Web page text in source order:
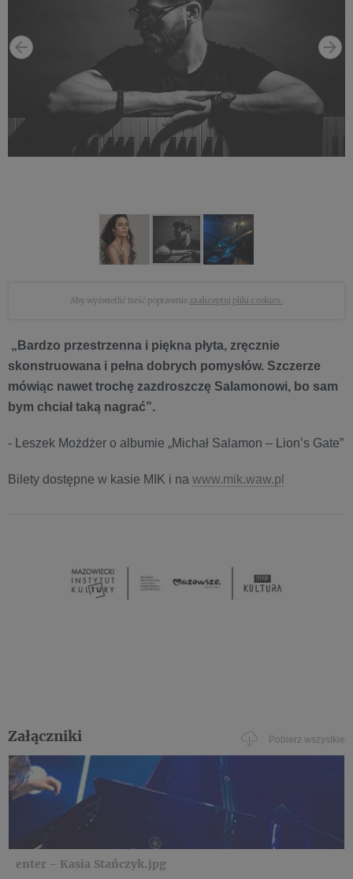
Aby wyświetlić treść poprawnie zaakceptuj pliki cookies.
„Bardzo przestrzenna i piękna płyta, zręcznie
skonstruowana i pełna dobrych pomysłów. Szczerze
mówiąc nawet trochę zazdroszczę Salamonowi, bo sam
bym chciał taką nagrać”.
- Leszek Możdżer o albumie „Michał Salamon – Lion’s Gate”
Bilety dostępne w kasie MIK i na www.mik.waw.pl
Załączniki Pobierz wszystkie
enter - Kasia Stańczyk.jpg